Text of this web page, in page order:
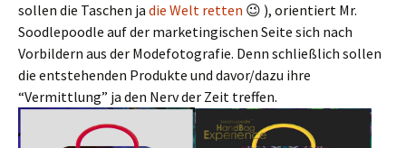
sollen die Taschen ja die Welt retten 😉 ), orientiert Mr.
Soodlepoodle auf der marketingischen Seite sich nach
Vorbildern aus der Modefotografie. Denn schließlich sollen
die entstehenden Produkte und davor/dazu ihre
“Vermittlung” ja den Nerv der Zeit treffen.